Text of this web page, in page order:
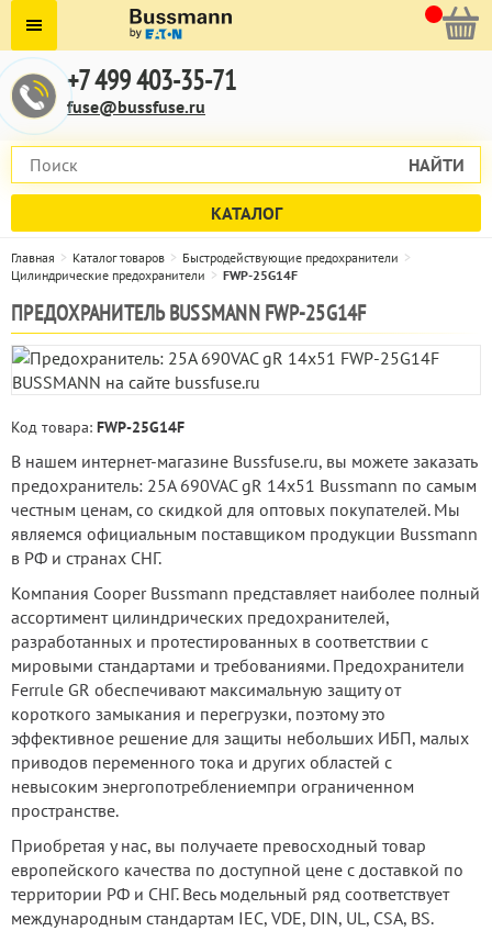
+7 499 403-35-71
fuse@bussfuse.ru
НАЙТИ
КАТАЛОГ
Главная Каталог товаров
Быстродействующие предохранители
Цилиндрические предохранители
FWP-25G14F
ПРЕДОХРАНИТЕЛЬ BUSSMANN FWP-25G14F
Код товара: FWP-25G14F
В нашем интернет-магазине Bussfuse.ru, вы можете заказать
предохранитель: 25A 690VAC gR 14x51 Bussmann по самым
честным ценам, со скидкой для оптовых покупателей. Мы
являемся официальным поставщиком продукции Bussmann
в РФ и странах СНГ.
Компания Cooper Bussmann представляет наиболее полный
ассортимент цилиндрических предохранителей,
разработанных и протестированных в соответствии с
мировыми стандартами и требованиями. Предохранители
Ferrule GR обеспечивают максимальную защиту от
короткого замыкания и перегрузки, поэтому это
эффективное решение для защиты небольших ИБП, малых
приводов переменного тока и других областей с
невысоким энергопотреблениемпри ограниченном
пространстве.
Приобретая у нас, вы получаете превосходный товар
европейского качества по доступной цене с доставкой по
территории РФ и СНГ. Весь модельный ряд соответствует
международным стандартам IEC, VDE, DIN, UL, CSA, BS.